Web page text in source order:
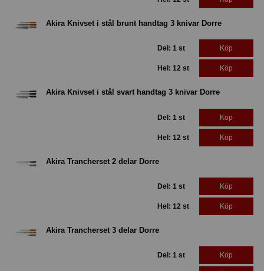
Akira Knivset i stål brunt handtag 3 knivar Dorre
Del: 1 st Köp
Hel: 12 st Köp
Akira Knivset i stål svart handtag 3 knivar Dorre
Del: 1 st Köp
Hel: 12 st Köp
Akira Trancherset 2 delar Dorre
Del: 1 st Köp
Hel: 12 st Köp
Akira Trancherset 3 delar Dorre
Del: 1 st Köp